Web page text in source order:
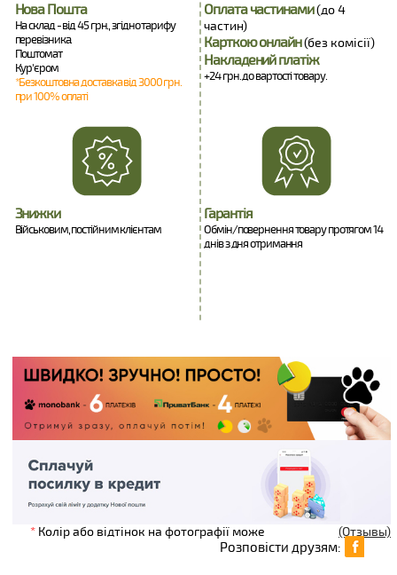
Нова Пошта
На склад - від 45 грн., згідно тарифу
перевізника.
Поштомат
Кур'єром
*Безкоштовна доставка від 3000 грн.
при 100% оплаті
Оплата частинами(до 4
частин)
Карткою онлайн(без комісії)
Накладений платіж
+24 грн. до вартості товару.
Знижки
Військовим, постійним клієнтам
Гарантія
Обмін/повернення товару протягом 14
днів з дня отримання
(Отзывы)
Розповісти друзям:
*Колір або відтінок на фотографії може